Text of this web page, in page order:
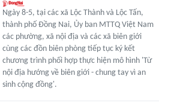
Ngày 8-5, tại các xã Lộc Thành và Lộc Tấn,
thành phố Đồng Nai, Ủy ban MTTQ Việt Nam
các phường, xã nội địa và các xã biên giới
cùng các đồn biên phòng tiếp tục ký kết
chương trình phối hợp thực hiện mô hình 'Từ
nội địa hướng về biên giới - chung tay vì an
sinh cộng đồng'.